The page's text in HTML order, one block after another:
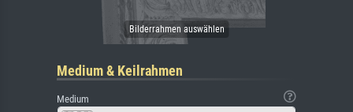
Medium & Keilrahmen
Medium